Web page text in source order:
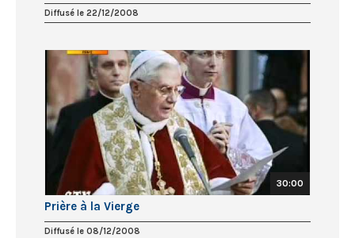
Diffusé le 22/12/2008
30:00
Prière à la Vierge
Diffusé le 08/12/2008